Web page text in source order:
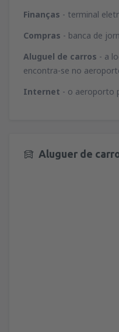
Finanças - terminal
Compras - banca de
Aluguel de carros - a
encontra-se no
Internet - o aeroporto
Aluguer de